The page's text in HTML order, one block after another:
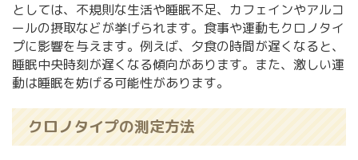
としては、不規則な生活や睡眠不足、カフェインやアルコ
ールの摂取などが挙げられます。食事や運動もクロノタイ
プに影響を与えます。例えば、夕食の時間が遅くなると、
睡眠中央時刻が遅くなる傾向があります。また、激しい運
動は睡眠を妨げる可能性があります。
クロノタイプの測定方法